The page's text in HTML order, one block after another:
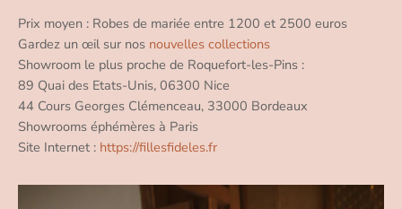
Prix moyen : Robes de mariée entre 1200 et 2500 euros
Gardez un œil sur nos nouvelles collections
Showroom le plus proche de Roquefort-les-Pins :
89 Quai des Etats-Unis, 06300 Nice
44 Cours Georges Clémenceau, 33000 Bordeaux
Showrooms éphémères à Paris
Site Internet : https://fillesfideles.fr